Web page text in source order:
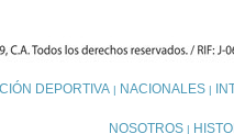
DEPORTIVA| NACIONALES|
NOSOTROS |